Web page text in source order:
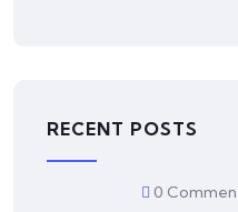
RECENT POSTS
0